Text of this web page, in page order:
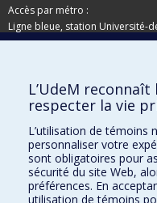
Accès par métro :
Ligne bleue, station Université-
Pavillon de la Direction des
C.P. 6128, succursale Centre-ville
Montréal (Québec)
H3C 3J7
Besoin d'aide ?
Joindre l'équipe
L’UdeM
respecter la vie
L’utilisation de témoins
personnaliser votre
sont obligatoires pour
sécurité du site Web,
préférences. En
utilisation de témoins